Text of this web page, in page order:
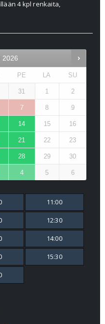
4 kpl renkaita,
2026
PE LA SU
31 1 2
7 8 9
14 15 16
21 22 23
28 29 30
4 5 6
11:00
12:30
14:00
15:30